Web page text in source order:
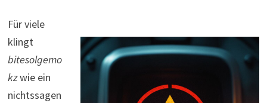
Für viele
klingt
bitesolgemo
kzwie ein
nichtssagen